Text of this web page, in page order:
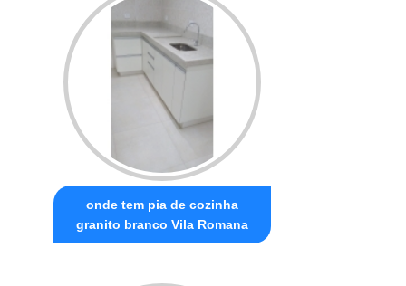
onde tem pia de cozinha
granito branco Vila Romana